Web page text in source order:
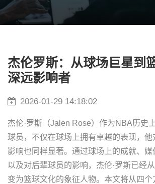
杰伦罗斯：从球场巨星到
深远影响者
2026-01-29 14:18:02
杰伦·罗斯（Jalen Rose）作为NBA历史
球员，不仅在球场上拥有卓越的表现，
影响也同样显著。通过球场上的成就、
以及对后辈球员的影响，杰伦·罗斯已经
变为篮球文化的象征人物。本文将从四